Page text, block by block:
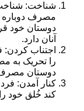
شناخت:
مصرف دوباره
دوستان خود
آنان دارد.
اجتناب کردن:
را تحریک به
دوستان مصرف
کنار آمدن: فرد
کند خُلق خود